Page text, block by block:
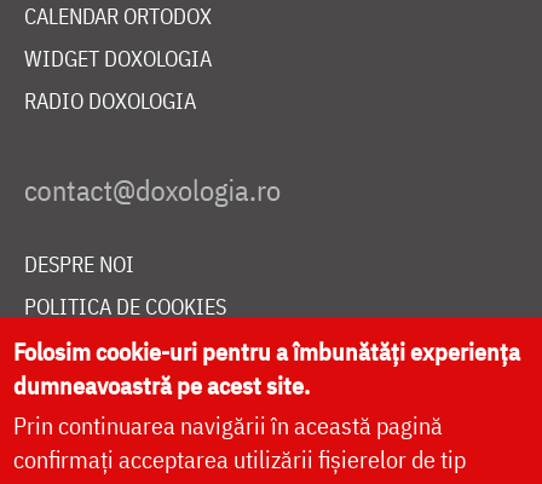
CALENDAR ORTODOX
WIDGET DOXOLOGIA
RADIO DOXOLOGIA
DESPRE NOI
POLITICA DE COOKIES
DONEAZĂ ONLINE PENTRU CATEDRALA NAȚIONALĂ
LIVE
Folosim cookie-uri pentru a îmbunătăți experiența
dumneavoastră pe acest site.
Prin continuarea navigării în această pagină
confirmați acceptarea utilizării fișierelor de tip